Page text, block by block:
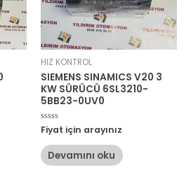
HIZ KONTROL
SIEMENS SINAMICS V20 3
KW SÜRÜCÜ 6SL3210-
5BB23-0UV0
5
üzerinden
oy
aldı
Fiyat için arayınız
Devamını oku